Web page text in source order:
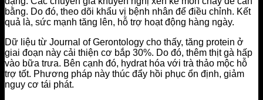
bằng. Do đó, theo dõi khẩu vị bệnh nhân để điều chỉnh. Kết
quả là, sức mạnh tăng lên, hỗ trợ hoạt động hàng ngày.
Dữ liệu từ Journal of Gerontology cho thấy, tăng protein ở
giai đoạn này cải thiện cơ bắp 30%. Do đó, thêm thịt gà hấp
vào bữa trưa. Bên cạnh đó, hydrat hóa với trà thảo mộc hỗ
trợ tốt. Phương pháp này thúc đẩy hồi phục ổn định, giảm
nguy cơ tái phát.